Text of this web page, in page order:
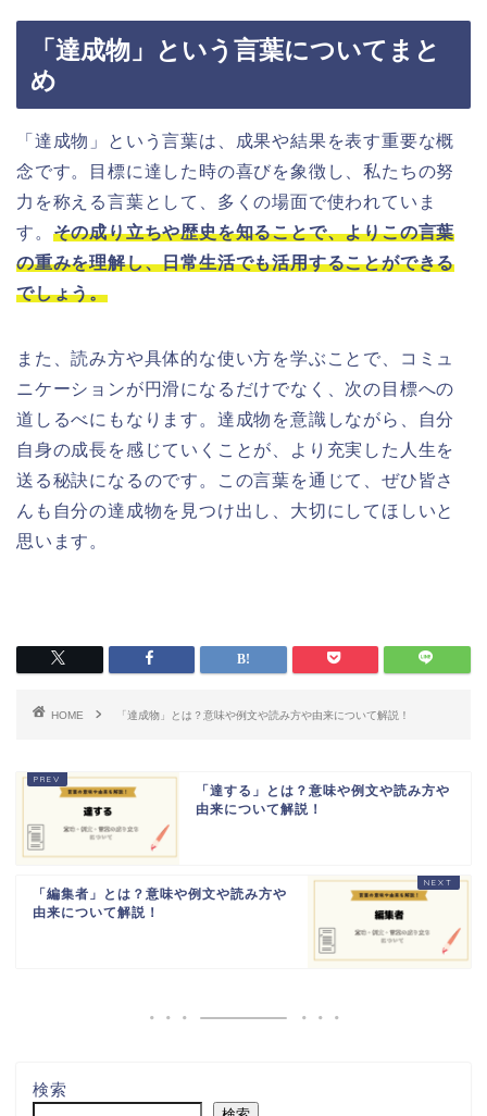
「達成物」という言葉についてまと
め
「達成物」という言葉は、成果や結果を表す重要な概
念です。目標に達した時の喜びを象徴し、私たちの努
力を称える言葉として、多くの場面で使われていま
す。 その成り立ちや歴史を知ることで、よりこの言葉
の重みを理解し、日常生活でも活用することができる
でしょう。
また、読み方や具体的な使い方を学ぶことで、コミュ
ニケーションが円滑になるだけでなく、次の目標への
道しるべにもなります。達成物を意識しながら、自分
自身の成長を感じていくことが、より充実した人生を
送る秘訣になるのです。この言葉を通じて、ぜひ皆さ
んも自分の達成物を見つけ出し、大切にしてほしいと
思います。
HOME 「達成物」とは？意味や例文や読み方や由来について解説！
「達する」とは？意味や例文や読み方や
由来について解説！
「編集者」とは？意味や例文や読み方や
由来について解説！
検索